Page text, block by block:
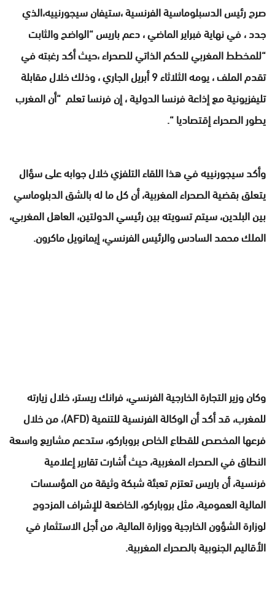
صرح رئيس الدسبلوماسية الفرنسية ،ستيفان سيجورنييه،الذي
جدد ، في نهاية فبراير الماضي ، دعم باريس “الواضح والثابت
“للمخطط المغربي للحكم الذاتي للصحراء ،حيث أكد رغبته في
تقدم الملف ، يومه الثلاثاء 9 أبريل الجاري ، وذلك خلال مقابلة
تليفزيونية مع إذاعة فرنسا الدولية ، إن فرنسا تعلم “أن المغرب
يطور الصحراء إقتصاديا “.
وأكد سيجورنييه في هذا اللقاء التلفزي خلال جوابه على سؤال
يتعلق بقضية الصحراء المغربية، أن كل ما له بالشق الدبلوماسي
بين البلدين، سيتم تسويته بين رئيسي الدولتين، العاهل المغربي،
الملك محمد السادس والرئيس الفرنسي، إيمانويل ماكرون.
وكان وزير التجارة الخارجية الفرنسي، فرانك ريستر، خلال زيارته
للمغرب، قد أكد أن الوكالة الفرنسية للتنمية (AFD)، من خلال
فرعها المخصص للقطاع الخاص بروباركو، ستدعم مشاريع واسعة
النطاق في الصحراء المغربية، حيث أشارت تقارير إعلامية
فرنسية، أن باريس تعتزم تعبئة شبكة وثيقة من المؤسسات
المالية العمومية، مثل بروباركو، الخاضعة للإشراف المزدوج
لوزارة الشؤون الخارجية ووزارة المالية، من أجل الاستثمار في
الأقاليم الجنوبية بالصحراء المغربية.